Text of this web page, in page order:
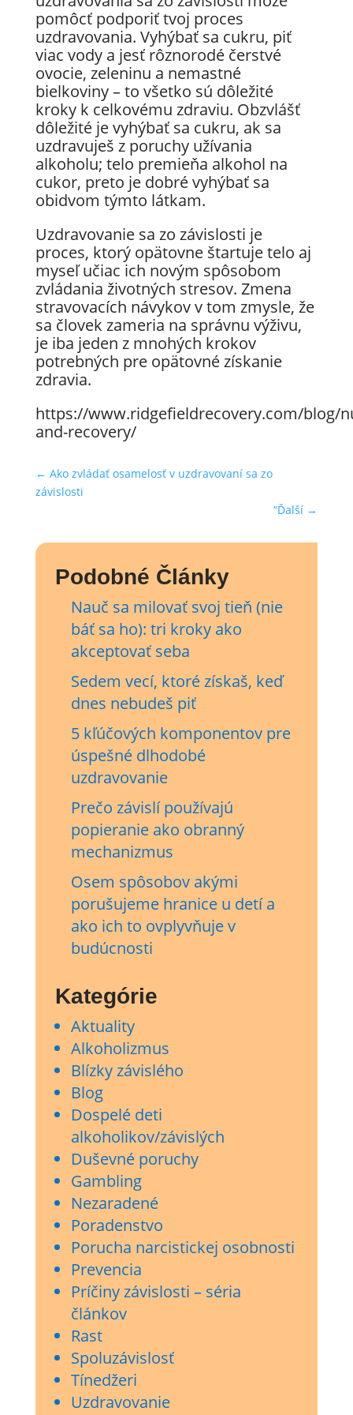
pomôcť podporiť tvoj proces
uzdravovania. Vyhýbať sa cukru, piť
viac vody a jesť rôznorodé čerstvé
ovocie, zeleninu a nemastné
bielkoviny – to všetko sú dôležité
kroky k celkovému zdraviu. Obzvlášť
dôležité je vyhýbať sa cukru, ak sa
uzdravuješ z poruchy užívania
alkoholu; telo premieňa alkohol na
cukor, preto je dobré vyhýbať sa
obidvom týmto látkam.
Uzdravovanie sa zo závislosti je
proces, ktorý opätovne štartuje telo aj
myseľ učiac ich novým spôsobom
zvládania životných stresov. Zmena
stravovacích návykov v tom zmysle, že
sa človek zameria na správnu výživu,
je iba jeden z mnohých krokov
potrebných pre opätovné získanie
zdravia.
https://www.ridgefieldrecovery.com/blog/
and-recovery/
← Ako zvládať osamelosť v uzdravovaní sa zo
závislosti
“Ďalší →
Podobné Články
Nauč sa milovať svoj tieň (nie
báť sa ho): tri kroky ako
akceptovať seba
Sedem vecí, ktoré získaš, keď
dnes nebudeš piť
5 kľúčových komponentov pre
úspešné dlhodobé
uzdravovanie
Prečo závislí používajú
popieranie ako obranný
mechanizmus
Osem spôsobov akými
porušujeme hranice u detí a
ako ich to ovplyvňuje v
budúcnosti
Kategórie
Aktuality
Alkoholizmus
Blízky závislého
Blog
Dospelé deti
alkoholikov/závislých
Duševné poruchy
Gambling
Nezaradené
Poradenstvo
Porucha narcistickej osobnosti
Prevencia
Príčiny závislosti – séria
článkov
Rast
Spoluzávislosť
Tínedžeri
Uzdravovanie